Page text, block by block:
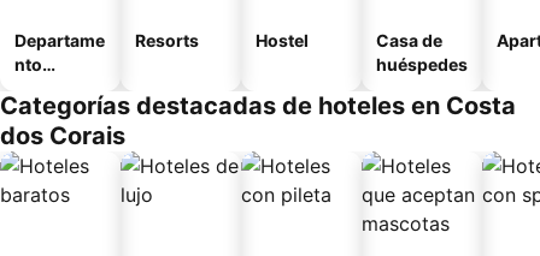
Departame
nto
Resorts Hostel
Casa de
huéspedes
Categorías destacadas de hoteles en Costa
dos Corais